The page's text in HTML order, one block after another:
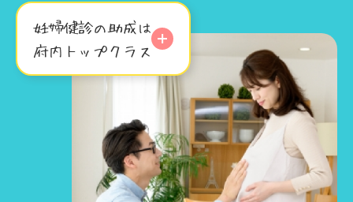
妊婦健診の助成は
府内トップクラス